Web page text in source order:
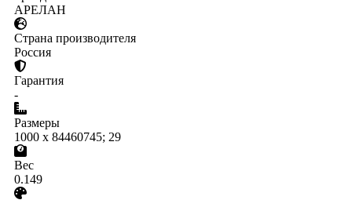
АРЕЛАН
Страна производителя
Россия
Гарантия
-
Размеры
1000 x 84460745; 29
Вес
0.149